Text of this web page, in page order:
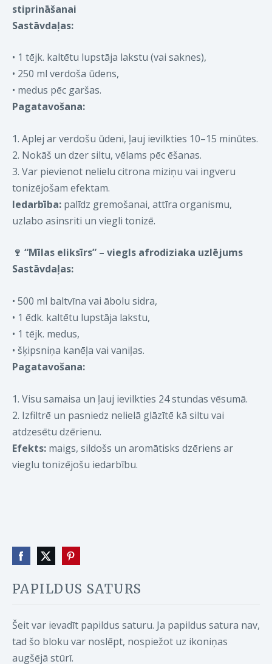
PAPILDUS SATURS
Šeit var ievadīt papildus saturu. Ja papildus satura nav,
tad šo bloku var noslēpt, nospiežot uz ikoniņas
augšējā stūrī.
stiprināšanai
Sastāvdaļas:
• 1 tējk. kaltētu lupstāja lakstu (vai saknes),
• 250 ml verdoša ūdens,
• medus pēc garšas.
Pagatavošana:
1. Aplej ar verdošu ūdeni, ļauj ievilkties 10–15 minūtes.
2. Nokāš un dzer siltu, vēlams pēc ēšanas.
3. Var pievienot nelielu citrona miziņu vai ingveru
tonizējošam efektam.
Iedarbība: palīdz gremošanai, attīra organismu,
uzlabo asinsriti un viegli tonizē.
🍷 “Mīlas eliksīrs” – viegls afrodiziaka uzlējums
Sastāvdaļas:
• 500 ml baltvīna vai ābolu sidra,
• 1 ēdk. kaltētu lupstāja lakstu,
• 1 tējk. medus,
• šķipsniņa kanēļa vai vaniļas.
Pagatavošana:
1. Visu samaisa un ļauj ievilkties 24 stundas vēsumā.
2. Izfiltrē un pasniedz nelielā glāzītē kā siltu vai
atdzesētu dzērienu.
Efekts: maigs, sildošs un aromātisks dzēriens ar
vieglu tonizējošu iedarbību.